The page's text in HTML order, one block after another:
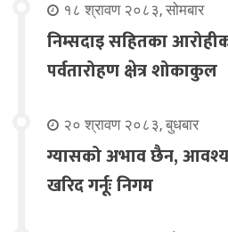
१८ श्रावण २०८३, सोमबार
निम्सदाइ सहितका
पर्वतारोहण क्षेत्र शोकाकुल
२० श्रावण २०८३, बुधबार
ग्यासको अभाव छैन,
खरिद गर्नूः निगम